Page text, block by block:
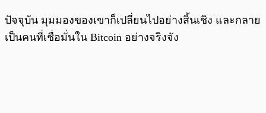
ปัจจุบัน มุมมองของเขาก็เปลี่ยนไปอย่างสิ้นเชิง และกลาย
เป็นคนที่เชื่อมั่นใน Bitcoin อย่างจริงจัง